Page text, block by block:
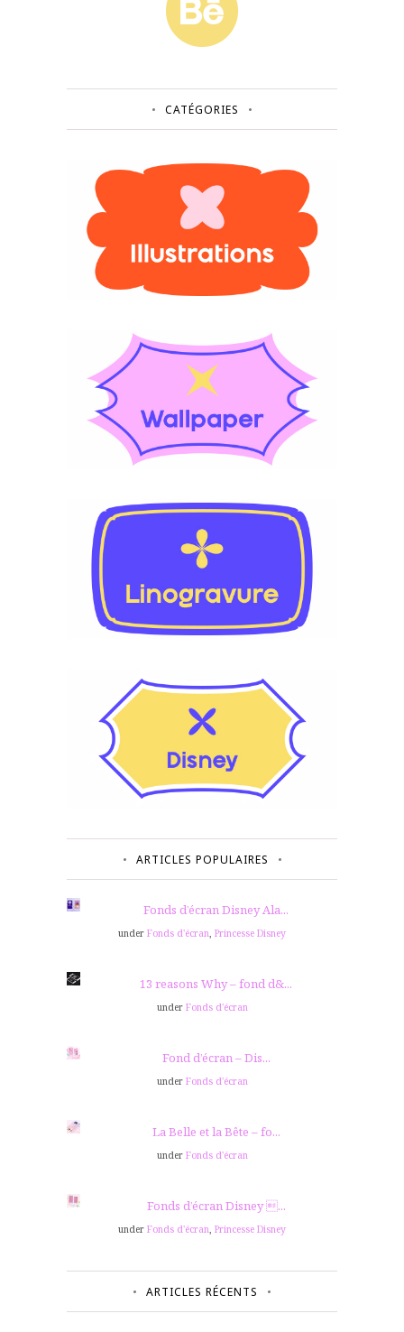
CATÉGORIES
ARTICLES POPULAIRES
Fonds d’écran Disney Ala...
under Fonds d'écran, Princesse Disney
13 reasons Why – fond d&...
under Fonds d'écran
Fond d’écran – Dis...
under Fonds d'écran
La Belle et la Bête – fo...
under Fonds d'écran
Fonds d’écran Disney ...
under Fonds d'écran, Princesse Disney
ARTICLES RÉCENTS